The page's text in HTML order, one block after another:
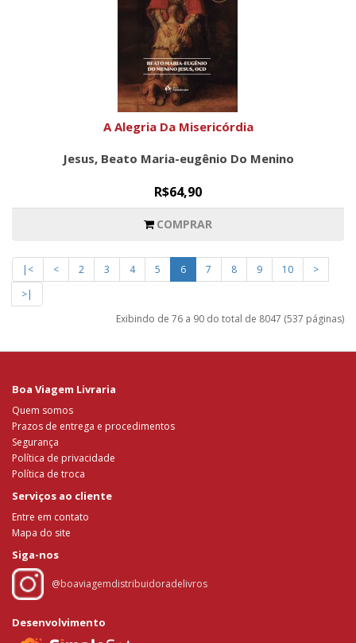
A Alegria Da Misericórdia
Jesus, Beato Maria-eugênio Do Menino
R$64,90
COMPRAR
|< < 2 3 4 5 6 7 8 9 10
>
>|
Exibindo de 76 a 90 do total de 8047 (537 páginas)
Boa Viagem Livraria
Quem somos
Prazos de entrega e procedimentos
Segurança
Política de privacidade
Política de troca
Serviços ao cliente
Entre em contato
Mapa do site
Siga-nos
@boaviagemdistribuidoradelivros
Desenvolvimento